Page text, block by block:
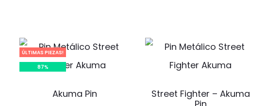
ÚLTIMAS PIEZAS!
87%
Akuma Pin
Street Fighter – Akuma